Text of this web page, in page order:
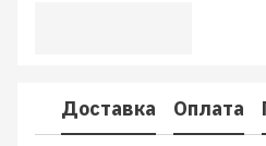
Доставка Оплата